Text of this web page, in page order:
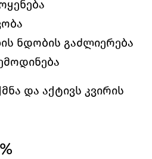
ნდობის გაძლიერება
და აქტივს კვირის